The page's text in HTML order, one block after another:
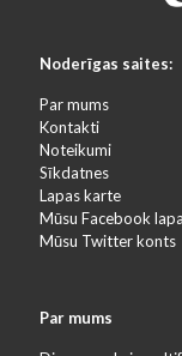
Noderīgas saites:
Par mums
Kontakti
Noteikumi
Sīkdatnes
Lapas karte
Mūsu Facebook lapa
Mūsu Twitter konts
Par mums